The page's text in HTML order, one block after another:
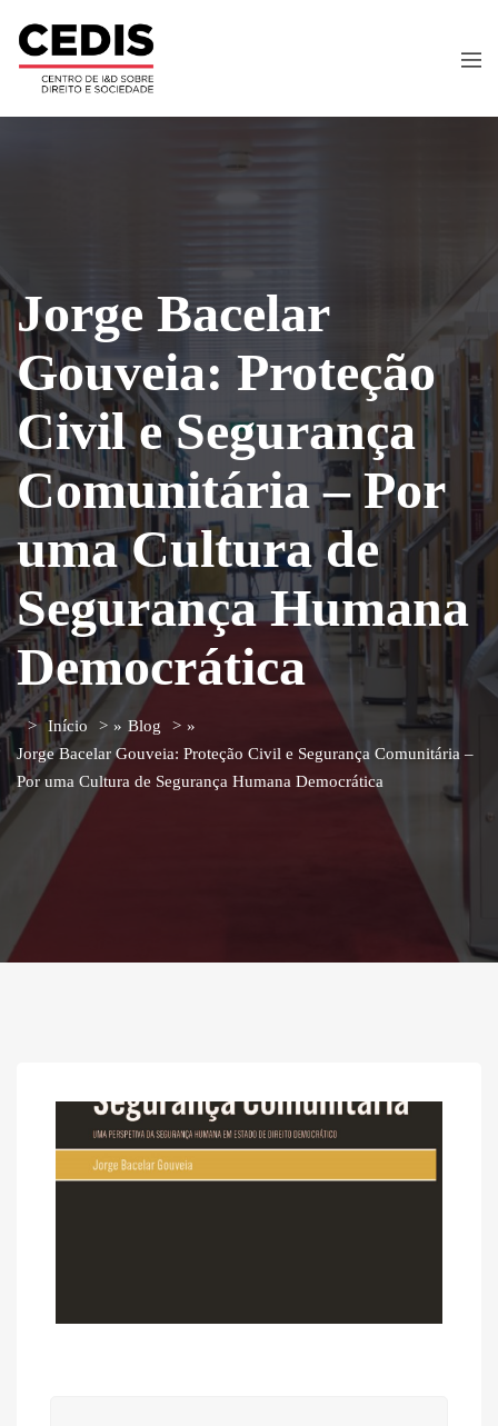
Jorge Bacelar
Gouveia: Proteção
Civil e Segurança
Comunitária – Por
uma Cultura de
Segurança Humana
Democrática
Início » Blog
»
Jorge Bacelar Gouveia: Proteção Civil e Segurança Comunitária –
Por uma Cultura de Segurança Humana Democrática